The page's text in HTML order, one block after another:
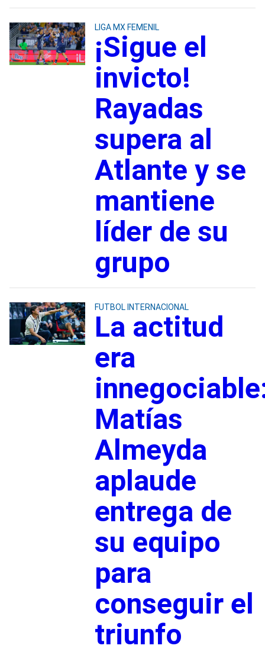
LIGA MX FEMENIL
¡Sigue el
invicto!
Rayadas
supera al
Atlante y se
mantiene
líder de su
grupo
FUTBOL INTERNACIONAL
La actitud
era
Matías
Almeyda
aplaude
entrega de
su equipo
para
conseguir el
triunfo